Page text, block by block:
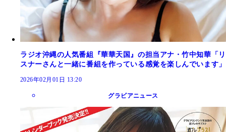
ラジオ沖縄の人気番組『華華天国』の担当アナ・竹中知華「リ
スナーさんと一緒に番組を作っている感覚を楽しんでいます」
2026年02月01日 13:20
グラビアニュース